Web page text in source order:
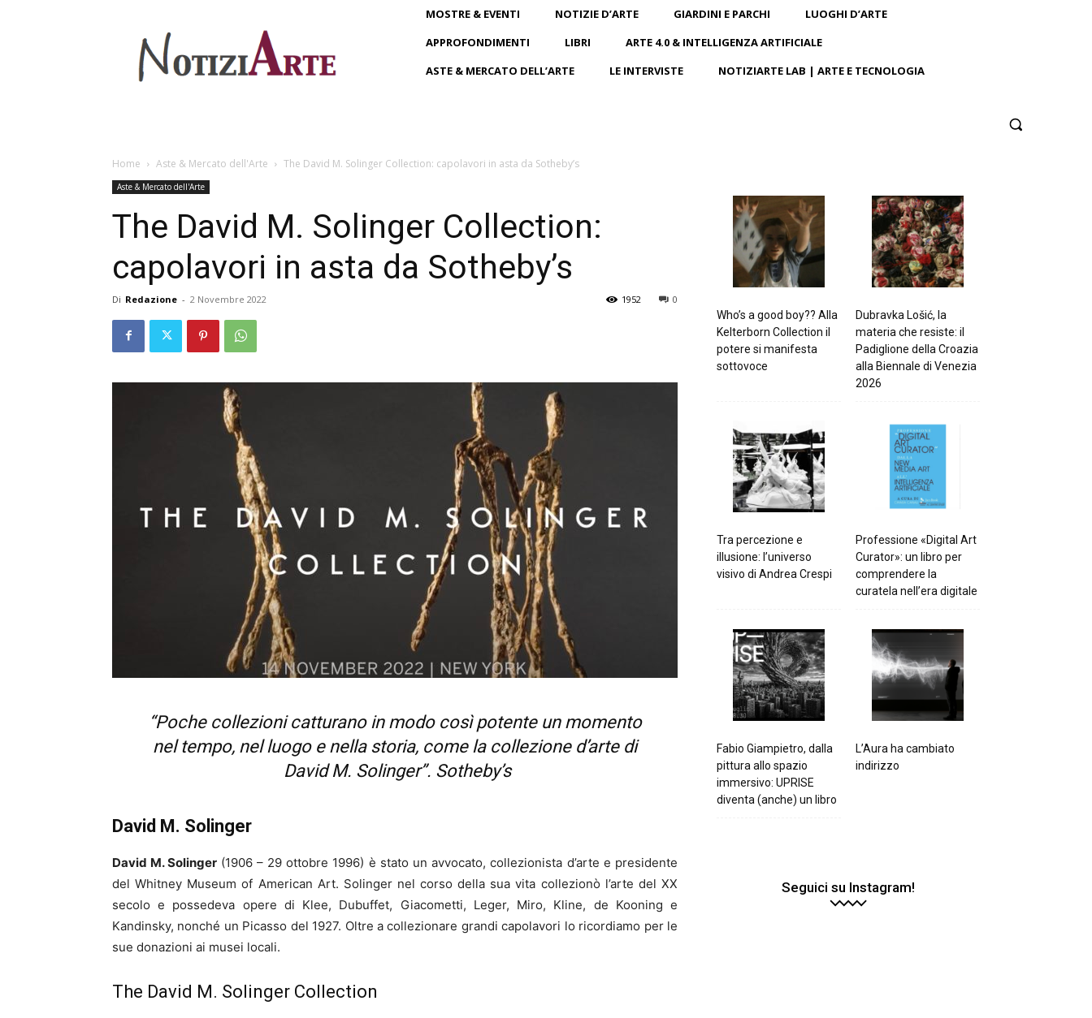
MOSTRE & EVENTI NOTIZIE D’ARTE GIARDINI E PARCHI
LUOGHI D’ARTE
APPROFONDIMENTI
LIBRI
ARTE 4.0 & INTELLIGENZA ARTIFICIALE
ASTE & MERCATO DELL’ARTE
LE INTERVISTE NOTIZIARTE LAB | ARTE E TECNOLOGIA
Home Aste & Mercato dell'Arte The David M. Solinger Collection: capolavori in asta da Sotheby’s
Aste & Mercato dell'Arte
The David M. Solinger Collection:
capolavori in asta da Sotheby’s
Di Redazione - 2 Novembre 2022 0
1952
“Poche collezioni catturano in modo così potente un momento
nel tempo, nel luogo e nella storia, come la collezione d’arte di
David M. Solinger”. Sotheby’s
David M. Solinger
David M. Solinger (1906 – 29 ottobre 1996) è stato un avvocato, collezionista d’arte e presidente
del Whitney Museum of American Art. Solinger nel corso della sua vita collezionò l’arte del XX
secolo e possedeva opere di Klee, Dubuffet, Giacometti, Leger, Miro, Kline, de Kooning e
Kandinsky, nonché un Picasso del 1927. Oltre a collezionare grandi capolavori lo ricordiamo per le
sue donazioni ai musei locali.
The David M. Solinger Collection
Who’s a good boy?? Alla
Kelterborn Collection il
potere si manifesta
sottovoce
Dubravka Lošić, la
materia che resiste: il
Padiglione della Croazia
alla Biennale di Venezia
2026
Tra percezione e
illusione: l’universo
visivo di Andrea Crespi
Professione «Digital Art
Curator»: un libro per
comprendere la
curatela nell’era digitale
Fabio Giampietro, dalla
pittura allo spazio
immersivo: UPRISE
diventa (anche) un libro
L’Aura ha cambiato
indirizzo
Seguici su Instagram!